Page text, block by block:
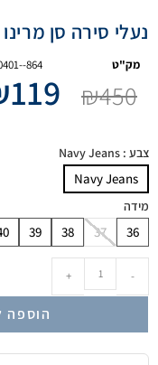
נעלי סירה סן מרינו
מק"ט 864
₪450
119
צבע : Navy Jeans
Navy Jeans
מידה
36
37
38
39
-
+
הוספה